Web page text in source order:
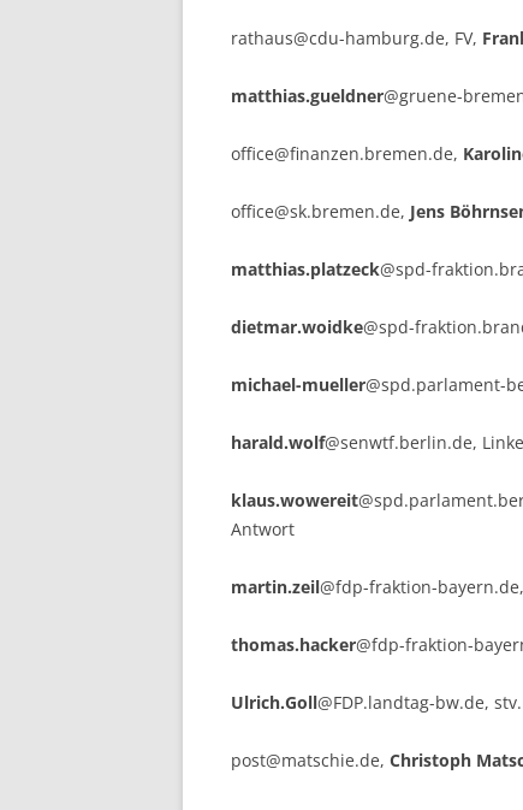
rathaus@cdu-hamburg.de, FV,
matthias.gueldner@gruene-
office@finanzen.bremen.de,
office@sk.bremen.de, Jens
matthias.platzeck@spd-
dietmar.woidke@spd-
michael-mueller@spd.parlament-
harald.wolf@senwtf.berlin.de,
klaus.wowereit
Antwort
martin.zeil@fdp-fraktion-
thomas.hacker@fdp-fraktion-
Ulrich.Goll@FDP.landtag-bw.de,
post@matschie.de, Christoph